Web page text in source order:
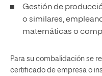
Gestión de
o similares,
matemáticas o
Para su combalidación se
certificado de empresa o